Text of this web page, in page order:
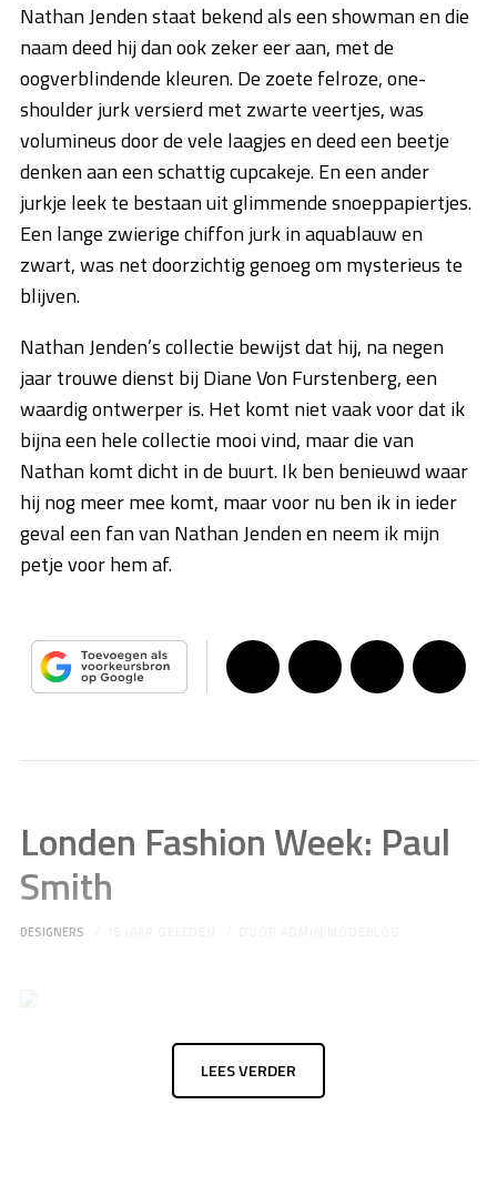
Nathan Jenden staat bekend als een showman en die
naam deed hij dan ook zeker eer aan, met de
oogverblindende kleuren. De zoete felroze, one-
shoulder jurk versierd met zwarte veertjes, was
volumineus door de vele laagjes en deed een beetje
denken aan een schattig cupcakeje. En een ander
jurkje leek te bestaan uit glimmende snoeppapiertjes.
Een lange zwierige chiffon jurk in aquablauw en
zwart, was net doorzichtig genoeg om mysterieus te
blijven.
Nathan Jenden’s collectie bewijst dat hij, na negen
jaar trouwe dienst bij Diane Von Furstenberg, een
waardig ontwerper is. Het komt niet vaak voor dat ik
bijna een hele collectie mooi vind, maar die van
Nathan komt dicht in de buurt. Ik ben benieuwd waar
hij nog meer mee komt, maar voor nu ben ik in ieder
geval een fan van Nathan Jenden en neem ik mijn
petje voor hem af.
Londen Fashion Week: Paul
Smith
DESIGNERS
LEES VERDER